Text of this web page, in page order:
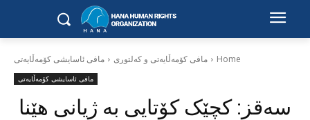
Home مافی کۆمەڵایەتی و کەلتوری مافی ئاسایشی کۆمەڵایەتی
مافی ئاسایشی کۆمەڵایەتی
سەقز: کچێک کۆتایی بە ژیانی هێنا